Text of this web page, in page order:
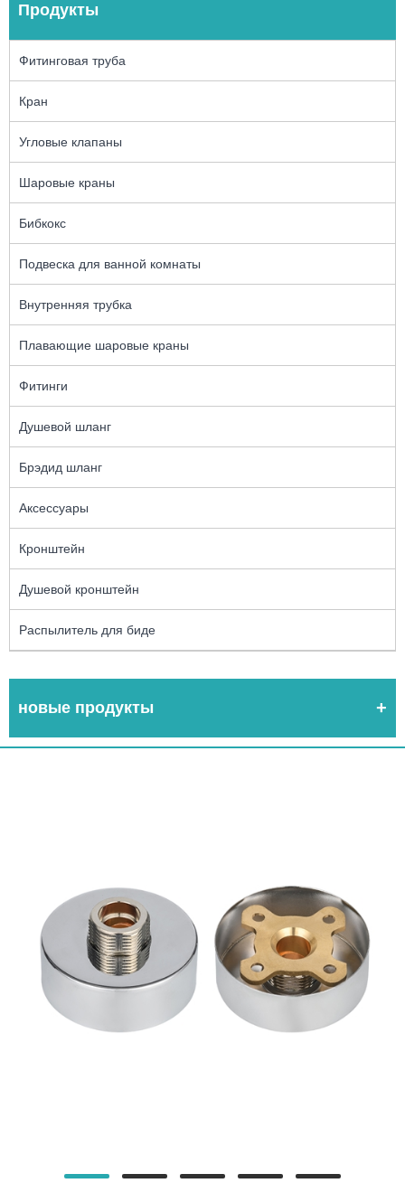
Продукты
Фитинговая труба
Кран
Угловые клапаны
Шаровые краны
Бибкокс
Подвеска для ванной комнаты
Внутренняя трубка
Плавающие шаровые краны
Фитинги
Душевой шланг
Брэдид шланг
Аксессуары
Кронштейн
Душевой кронштейн
Распылитель для биде
новые продукты